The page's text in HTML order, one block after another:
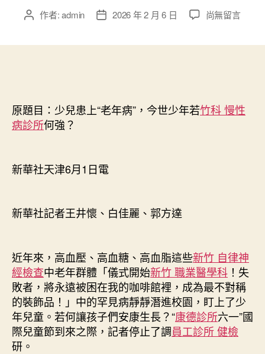
文 作者:admin
文 2026 年 2 月 6 日
在
診
所
若
何
強？〉
中
尚無留言
原題目：少兒患上“老年病”，今世少年若竹科 慢性
病診所何強？
新華社天津6月1日電
新華社記者王井懷、白佳麗、郭方達
近年來，高血壓、高血糖、高血脂這些新竹 自律神
經檢查中老年群體「儀式開始新竹 職業醫學科 ！失
敗者，將永遠被困在我的咖啡館裡，成為最不對稱
的裝飾品！」中的罕見病靜靜潛進校園，盯上了少
年兒童。若何讓孩子們安康生長？“康德診所六一”國
際兒童節到來之際，記者停止了調員工診所 健檢
研。